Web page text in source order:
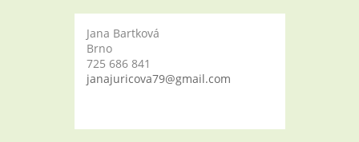
Jana Bartková
Brno
725 686 841
janajuricova79@gmail.com